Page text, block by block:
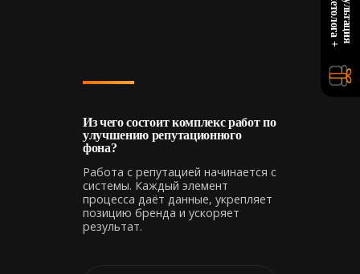
Из чего состоит комплекс работ по
улучшению репутационного
фона?
Работа с репутацией начинается с
системы. Каждый элемент
процесса даёт данные, укрепляет
позицию бренда и ускоряет
результат.